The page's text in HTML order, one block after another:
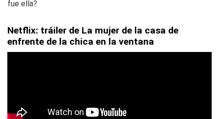
fue ella?
Netflix: tráiler de La mujer de la casa de
enfrente de la chica en la ventana